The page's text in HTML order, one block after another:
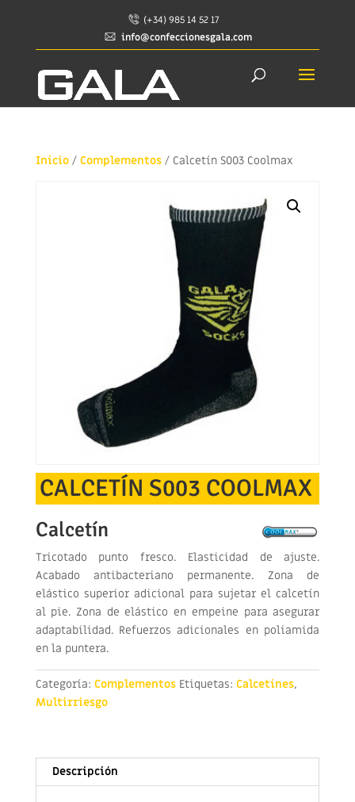
(+34) 985 14 52 17
info@confeccionesgala.com
Inicio/ Complementos/ Calcetín S003 Coolmax
CALCETÍN S003 COOLMAX
Calcetín
Tricotado punto fresco. Elasticidad de ajuste.
Acabado antibacteriano permanente. Zona de
elástico superior adicional para sujetar el calcetín
al pie. Zona de elástico en empeine para asegurar
adaptabilidad. Refuerzos adicionales en poliamida
en la puntera.
Categoría: Complementos Etiquetas: Calcetines,
Multirriesgo
Descripción